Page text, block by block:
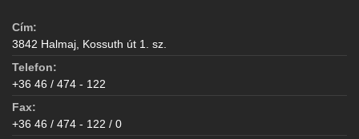
Cím:
3842 Halmaj, Kossuth út 1. sz.
Telefon:
+36 46 / 474 - 122
Fax:
+36 46 / 474 - 122 / 0